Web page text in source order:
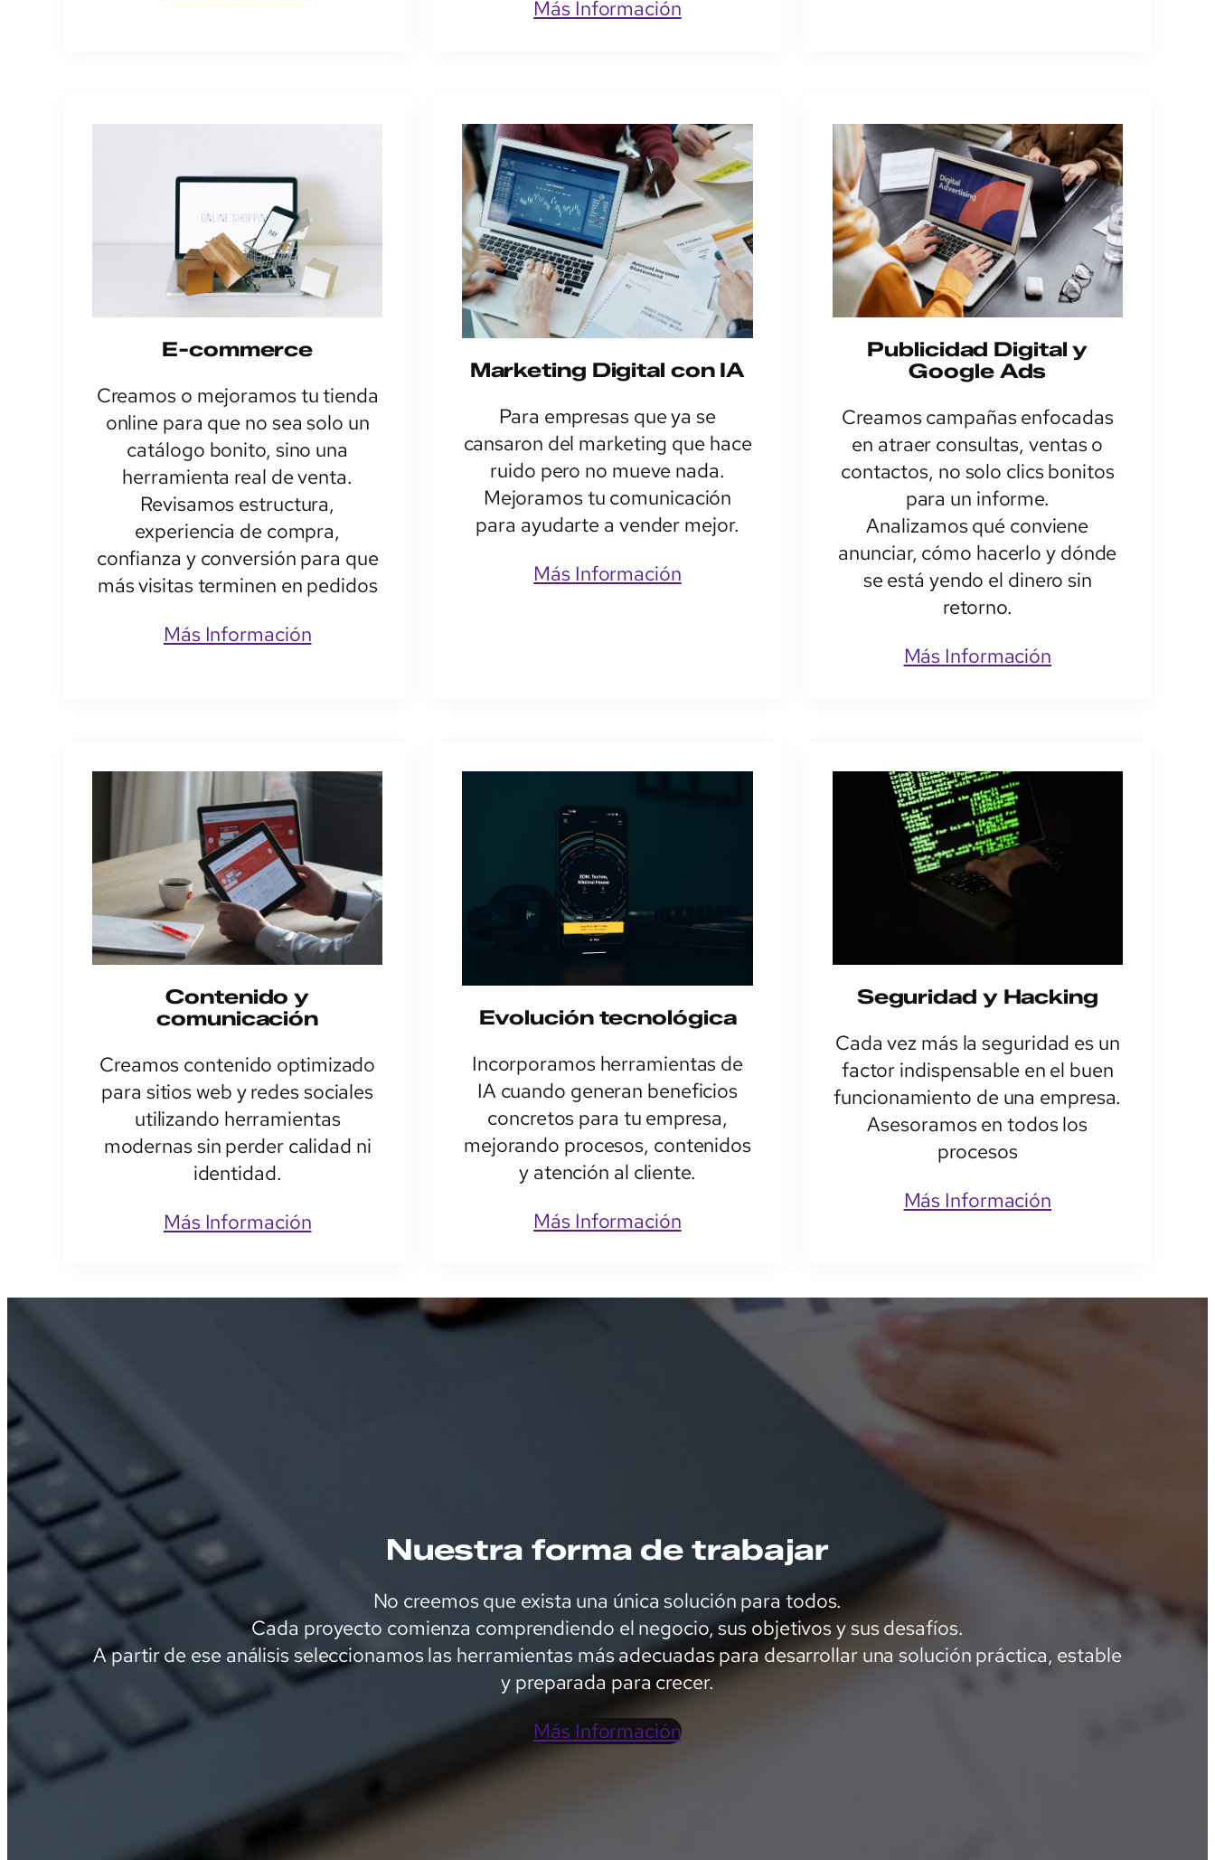
Más Información
E-commerce
Creamos o mejoramos tu tienda
online para que no sea solo un
catálogo bonito, sino una
herramienta real de venta.
Revisamos estructura,
experiencia de compra,
confianza y conversión para que
más visitas terminen en pedidos
Más Información
Marketing Digital con IA
Para empresas que ya se
cansaron del marketing que hace
ruido pero no mueve nada.
Mejoramos tu comunicación
para ayudarte a vender mejor.
Más Información
Publicidad Digital y
Google Ads
Creamos campañas enfocadas
en atraer consultas, ventas o
contactos, no solo clics bonitos
para un informe.
Analizamos qué conviene
anunciar, cómo hacerlo y dónde
se está yendo el dinero sin
retorno.
Más Información
Contenido y
comunicación
Creamos contenido optimizado
para sitios web y redes sociales
utilizando herramientas
modernas sin perder calidad ni
identidad.
Más Información
Evolución tecnológica
Incorporamos herramientas de
IA cuando generan beneficios
concretos para tu empresa,
mejorando procesos, contenidos
y atención al cliente.
Más Información
Seguridad y Hacking
Cada vez más la seguridad es un
factor indispensable en el buen
funcionamiento de una empresa.
Asesoramos en todos los
procesos
Más Información
Nuestra forma de trabajar
No creemos que exista una única solución para todos.
Cada proyecto comienza comprendiendo el negocio, sus objetivos y sus desafíos.
A partir de ese análisis seleccionamos las herramientas más adecuadas para desarrollar una solución práctica, estable
y preparada para crecer.
Más Información